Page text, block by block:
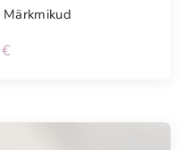
Märkmikud
€